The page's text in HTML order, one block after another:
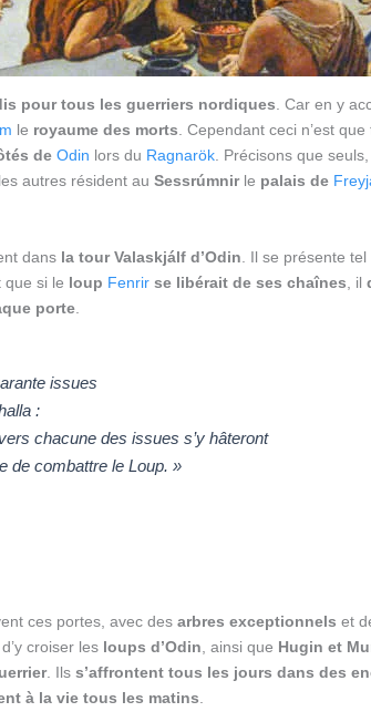
pour tous les guerriers nordiques . Car en y
le royaume des morts . Cependant ceci n’est
de Odin lors du Ragnarök . Précisons que
autres résident au Sessrúmnirle palais de
dans la tour Valaskjálf d’Odin . Il se présente tel
que si le loup Fenrir se libérait de ses chaînes , il
porte
issues
:
chacune des issues s’y hâteront
de combattre le Loup. »
ces portes, avec des arbres exceptionnels et
d’y croiser les loups d’Odin , ainsi que Hugin et
. Ils s’affrontent tous les jours dans des
à la vie tous les matins